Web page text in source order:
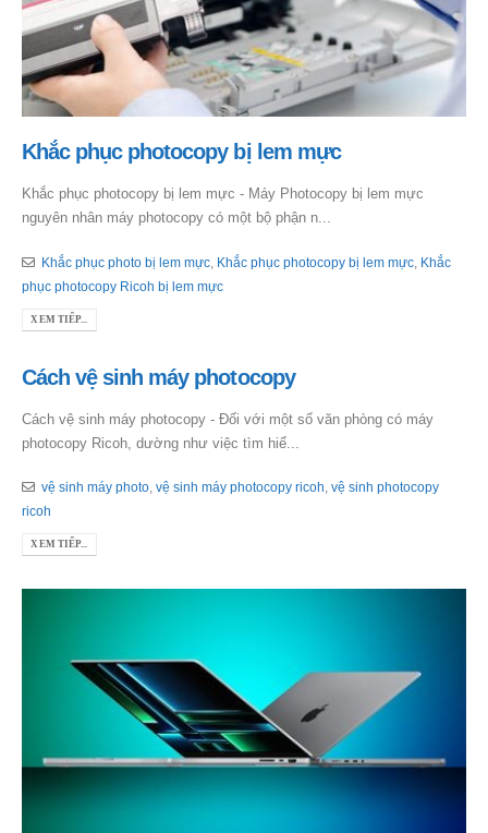
Khắc phục photocopy bị lem mực
Khắc phục photocopy bị lem mực - Máy Photocopy bị lem mực
nguyên nhân máy photocopy có một bộ phận n...
Khắc phục photo bị lem mực, Khắc phục photocopy bị lem mực, Khắc
phục photocopy Ricoh bị lem mực
XEM TIẾP...
Cách vệ sinh máy photocopy
Cách vệ sinh máy photocopy - Đối với một số văn phòng có máy
photocopy Ricoh, dường như việc tìm hiể...
vệ sinh máy photo, vệ sinh máy photocopy ricoh vệ sinh photocopy
ricoh
XEM TIẾP...